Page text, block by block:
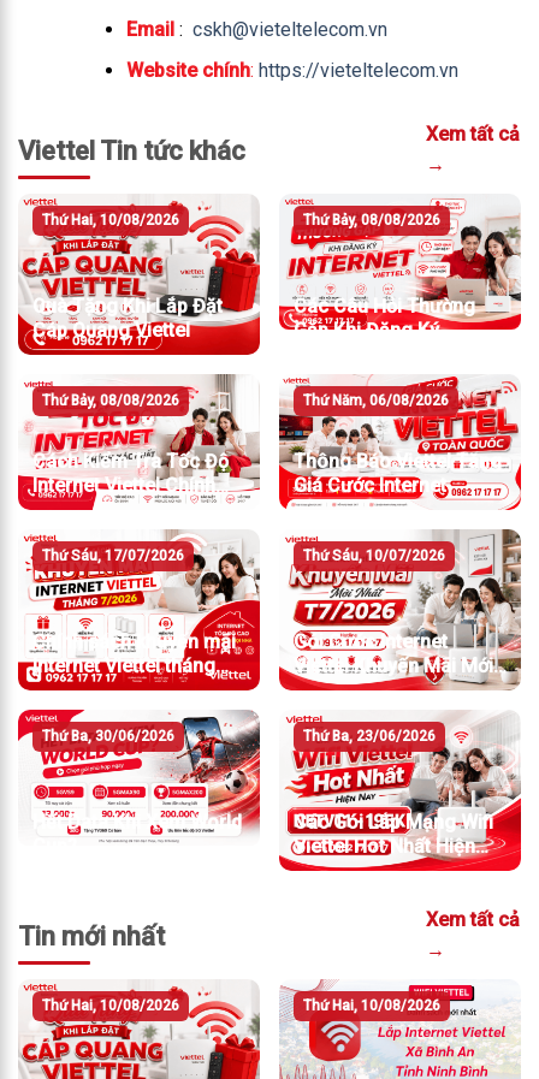
Email: cskh@vieteltelecom.vn
Website chính: https://vieteltelecom.vn
Viettel Tin tức khác
Xem tất cả
→
Thứ Hai, 10/08/2026
Quà Tặng Khi Lắp Đặt
Cáp Quang Viettel
Thứ Bảy, 08/08/2026
Các Câu Hỏi Thường
Gặp Khi Đăng Ký
Thứ Bảy, 08/08/2026
Cách Kiểm Tra Tốc Độ
Internet Viettel Chính
Xác Nhất
Thứ Năm, 06/08/2026
Thông Báo Viettel Tăng
Giá Cước Internet
Thứ Sáu, 17/07/2026
Chính sách khuyến mãi
Internet Viettel tháng
7/2026
Thứ Sáu, 10/07/2026
Gói Cước Internet
Viettel Khuyến Mãi Mới
Nhất T7/2026
Thứ Ba, 30/06/2026
Hết Data Khi Xem World
Thứ Ba, 23/06/2026
Các Gói Lắp Mạng Wifi
Viettel Hot Nhất Hiện
Nay
Tin mới nhất
Xem tất cả
→
Thứ Hai, 10/08/2026 Thứ Hai, 10/08/2026